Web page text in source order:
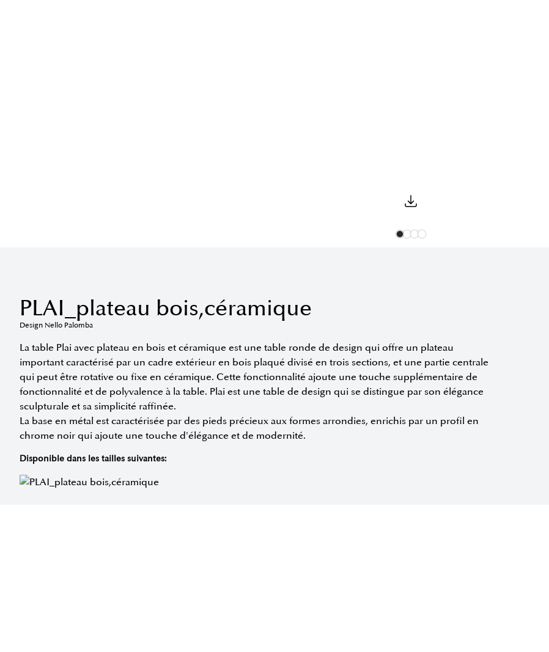
PLAI_plateau bois,céramique
Design Nello Palomba
La table Plai avec plateau en bois et céramique est une table ronde de design qui offre un plateau
important caractérisé par un cadre extérieur en bois plaqué divisé en trois sections, et une partie centrale
qui peut être rotative ou fixe en céramique. Cette fonctionnalité ajoute une touche supplémentaire de
fonctionnalité et de polyvalence à la table. Plai est une table de design qui se distingue par son élégance
sculpturale et sa simplicité raffinée.
La base en métal est caractérisée par des pieds précieux aux formes arrondies, enrichis par un profil en
chrome noir qui ajoute une touche d'élégance et de modernité.
Disponible dans les tailles suivantes: